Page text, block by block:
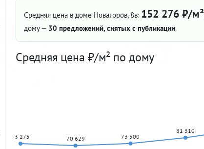
Средняя цена в доме Новаторов, 8в: 152 276 ₽/м²
дому — 30 предложений, снятых с публикации.
Средняя цена ₽/м² по дому
73 275 70 629 73 500
81 310